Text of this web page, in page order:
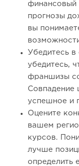
финансовый
прогнозы
вы
Убедитесь в
убедитесь,
франшизы
Совпадение
успешное и
Оцените
вашем
курсов.
лучше
определить